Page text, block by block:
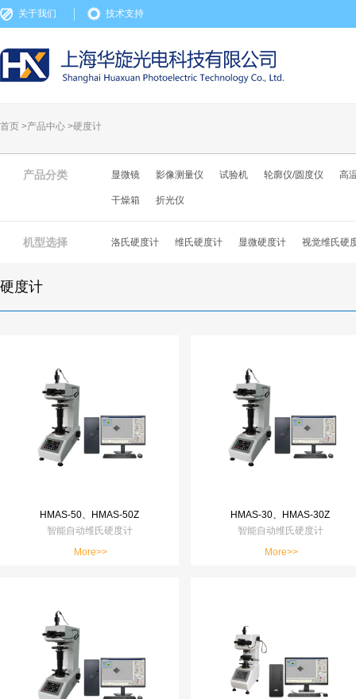
关于我们 技术支持
首页 >产品中心 >硬度计
产品分类 显微镜 影像测量仪 试验机 轮廓仪/圆度仪 高
干燥箱 折光仪
机型选择 洛氏硬度计 维氏硬度计 显微硬度计 视觉维氏硬
硬度计
HMAS-50、HMAS-50Z
智能自动维氏硬度计
More>>
HMAS-30、HMAS-30Z
智能自动维氏硬度计
More>>